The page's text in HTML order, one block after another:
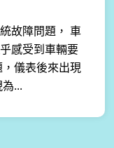
故障問題， 車
感受到車輛要
儀表後來出現
...